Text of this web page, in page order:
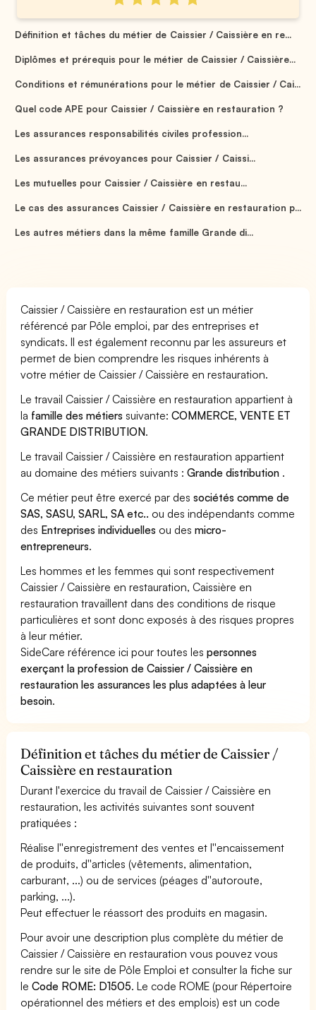
Définition et tâches du métier de Caissier / Caissière en re...
Diplômes et prérequis pour le métier de Caissier / Caissière...
Conditions et rémunérations pour le métier de Caissier / Cai...
Quel code APE pour Caissier / Caissière en restauration ?
Les assurances responsabilités civiles profession...
Les assurances prévoyances pour Caissier / Caissi...
Les mutuelles pour Caissier / Caissière en restau...
Le cas des assurances Caissier / Caissière en restauration p...
Les autres métiers dans la même famille Grande di...
Caissier / Caissière en restauration est un métier
référencé par Pôle emploi, par des entreprises et
syndicats. Il est également reconnu par les assureurs et
permet de bien comprendre les risques inhérents à
votre métier de Caissier / Caissière en restauration.
Le travail Caissier / Caissière en restauration appartient à
la famille des métiers suivante:COMMERCE, VENTE ET
GRANDE DISTRIBUTION.
Le travail Caissier / Caissière en restauration appartient
au domaine des métiers suivants :Grande distribution .
Ce métier peut être exercé par dessociétés comme de
SAS, SASU, SARL, SA etc.. ou des indépendants comme
des Entreprises individuelles ou desmicro-
entrepreneurs.
Les hommes et les femmes qui sont respectivement
Caissier / Caissière en restauration, Caissière en
restauration travaillent dans des conditions de risque
particulières et sont donc exposés à des risques propres
à leur métier.
SideCare référence ici pour toutes lespersonnes
exerçant la profession de Caissier / Caissière en
restauration les assurances les plus adaptées à leur
besoin.
Définition et tâches du métier de Caissier /
Caissière en restauration
Durant l'exercice du travail de Caissier / Caissière en
restauration, les activités suivantes sont souvent
pratiquées :
Réalise l''enregistrement des ventes et l''encaissement
de produits, d''articles (vêtements, alimentation,
carburant, ...) ou de services (péages d''autoroute,
parking, ...).
Peut effectuer le réassort des produits en magasin.
Pour avoir une description plus complète du métier de
Caissier / Caissière en restauration vous pouvez vous
rendre sur le site de Pôle Emploi et consulter la fiche sur
leCode ROME: D1505. Le code ROME (pour Répertoire
opérationnel des métiers et des emplois) est un code